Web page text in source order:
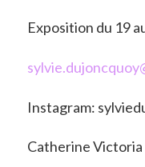
Exposition du 19
Instagram:
Catherine